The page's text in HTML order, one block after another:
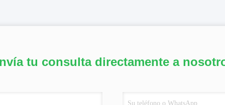
tu consulta directamente a